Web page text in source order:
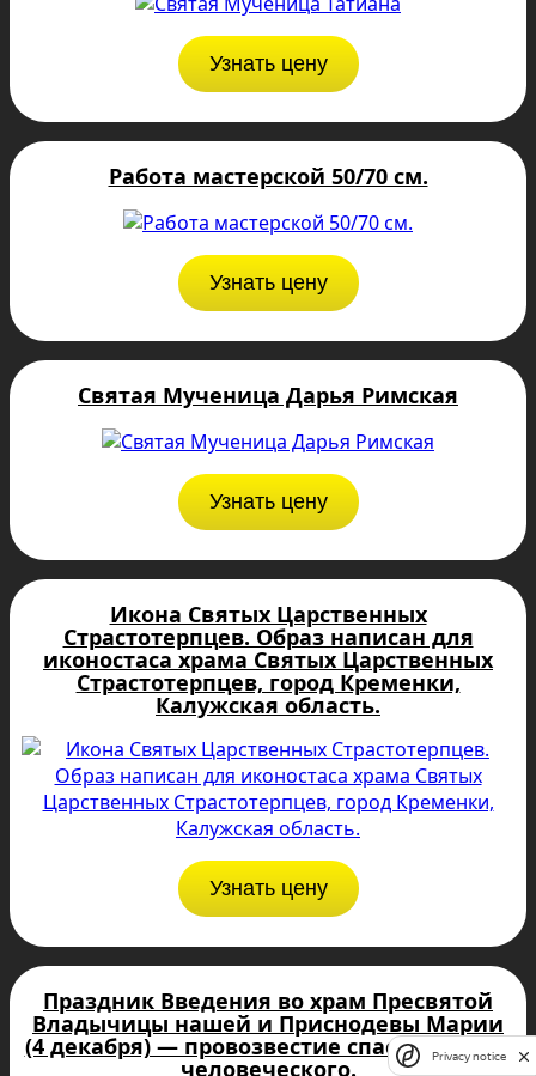
Узнать цену
Работа мастерской 50/70 см.
Узнать цену
Святая Мученица Дарья Римская
Узнать цену
Икона Святых Царственных
Страстотерпцев. Образ написан для
иконостаса храма Святых Царственных
Страстотерпцев, город Кременки,
Калужская область.
Узнать цену
Праздник Введения во храм Пресвятой
Владычицы нашей и Приснодевы Марии
(4 декабря) — провозвестие спасения рода
человеческого. Privacy notice